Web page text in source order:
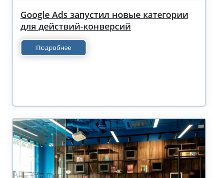
Google Ads запустил новые категории
для действий-конверсий
Подробнее